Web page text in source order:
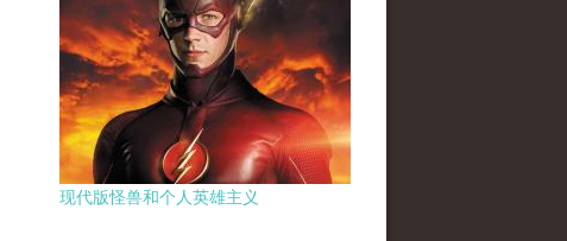
现代版怪兽和个人英雄主义